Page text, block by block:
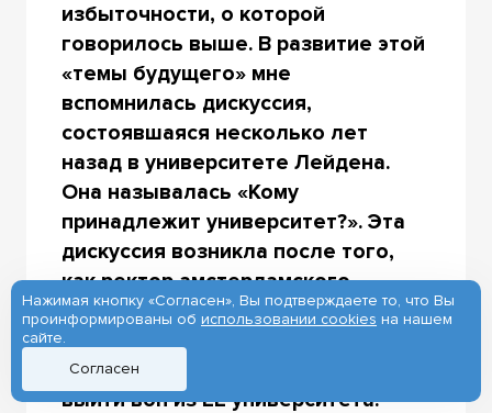
избыточности, о которой
говорилось выше. В развитие этой
«темы будущего» мне
вспомнилась дискуссия,
состоявшаяся несколько лет
назад в университете Лейдена.
Она называлась «Кому
принадлежит университет?». Эта
дискуссия возникла после того,
как ректор амстердамского
университета попросила
студентов, пришедших к ней в
кабинет «качать свои права»,
выйти вон из ЕЁ университета.
Нажимая кнопку «Согласен», Вы подтверждаете то, что Вы
проинформированы об использовании cookies на нашем
сайте.
Согласен